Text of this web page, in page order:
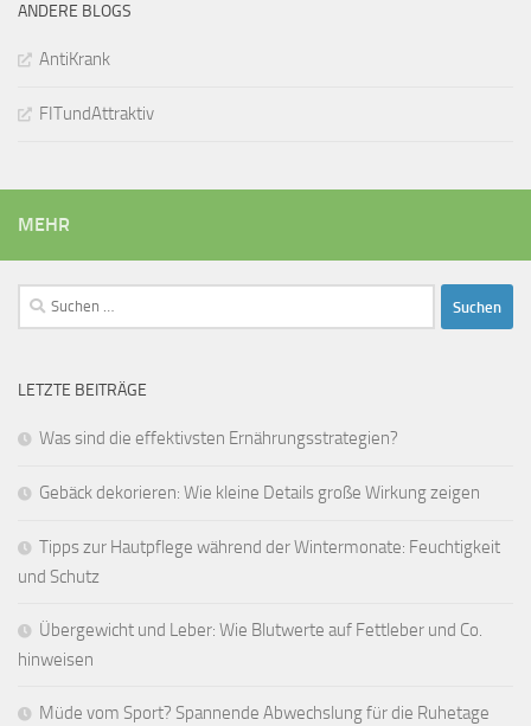
ANDERE BLOGS
AntiKrank
FITundAttraktiv
MEHR
Suchen
nach:
LETZTE BEITRÄGE
Was sind die effektivsten Ernährungsstrategien?
Gebäck dekorieren: Wie kleine Details große Wirkung zeigen
Tipps zur Hautpflege während der Wintermonate: Feuchtigkeit
und Schutz
Übergewicht und Leber: Wie Blutwerte auf Fettleber und Co.
hinweisen
Müde vom Sport? Spannende Abwechslung für die Ruhetage